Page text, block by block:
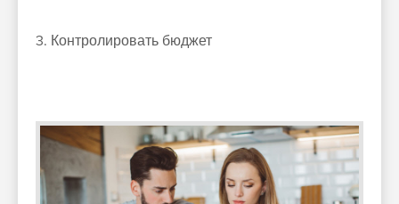
3. Контролировать бюджет